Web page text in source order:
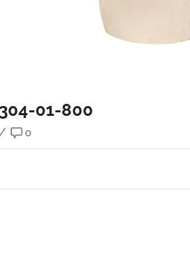
01-800
/ 0